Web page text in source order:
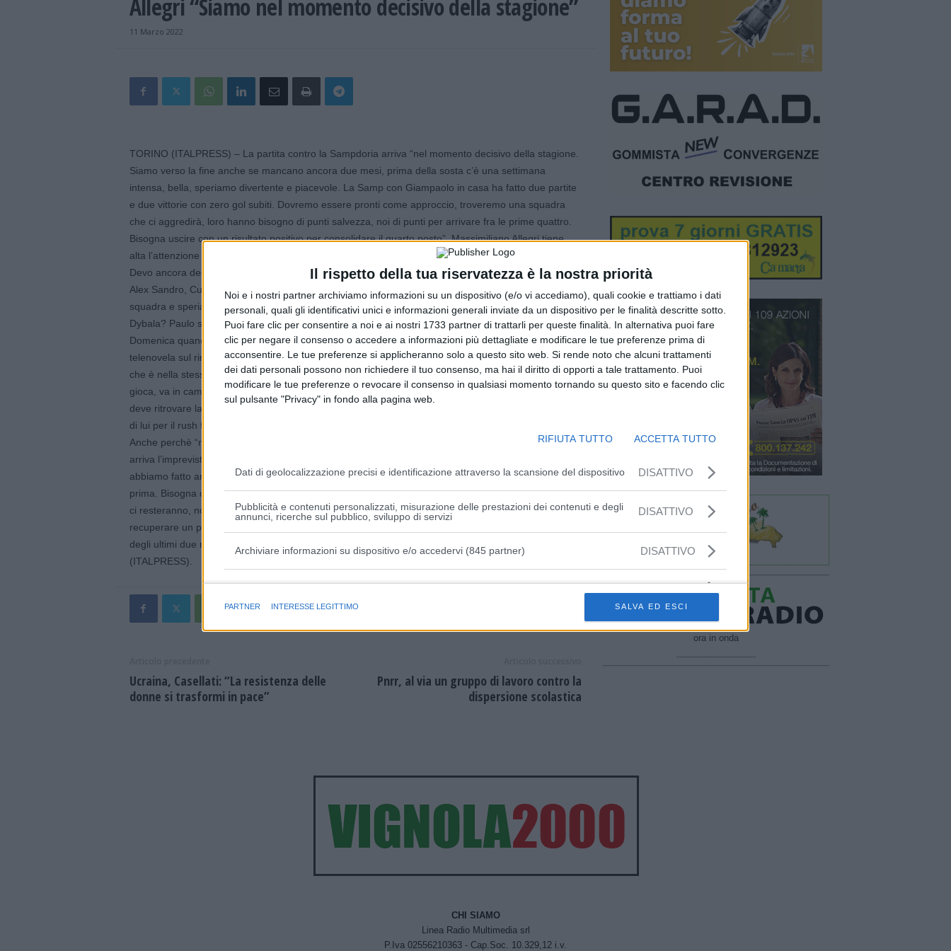
Il rispetto della tua riservatezza è la nostra priorità
Noi e i nostri partner archiviamo informazioni su un dispositivo (e/o vi accediamo), quali cookie e trattiamo i dati
personali, quali gli identificativi unici e informazioni generali inviate da un dispositivo per le finalità descritte sotto.
Puoi fare clic per consentire a noi e ai nostri 1733 partner di trattarli per queste finalità. In alternativa puoi fare
clic per negare il consenso o accedere a informazioni più dettagliate e modificare le tue preferenze prima di
acconsentire. Le tue preferenze si applicheranno solo a questo sito web. Si rende noto che alcuni trattamenti
dei dati personali possono non richiedere il tuo consenso, ma hai il diritto di opporti a tale trattamento. Puoi
modificare le tue preferenze o revocare il consenso in qualsiasi momento tornando su questo sito e facendo clic
sul pulsante "Privacy" in fondo alla pagina web.
RIFIUTA TUTTO ACCETTA TUTTO
Dati di geolocalizzazione precisi e identificazione attraverso la scansione del dispositivo DISATTIVO
Pubblicità e contenuti personalizzati, misurazione delle prestazioni dei contenuti e degli
annunci, ricerche sul pubblico, sviluppo di servizi
DISATTIVO
Archiviare informazioni su dispositivo e/o accedervi (845 partner) DISATTIVO
Finalità e caratteristiche speciali
PARTNER INTERESSE LEGITTIMO SALVA ED ESCI
Allegri “Siamo nel momento decisivo della stagione”
11 Marzo 2022
TORINO (ITALPRESS) – La partita contro la Sampdoria arriva “nel momento decisivo della stagione.
Siamo verso la fine anche se mancano ancora due mesi, prima della sosta c’è una settimana
intensa, bella, speriamo divertente e piacevole. La Samp con Giampaolo in casa ha fatto due partite
e due vittorie con zero gol subiti. Dovremo essere pronti come approccio, troveremo una squadra
che ci aggredirà, loro hanno bisogno di punti salvezza, noi di punti per arrivare fra le prime quattro.
Bisogna uscire con un risultato positivo per consolidare il quarto posto”. Massimiliano Allegri tiene
alta l’attenzione in casa Juve, alla vigilia della trasferta di Marassi. “Tridente Kean-Vlahovic-Morata?
Devo ancora decidere, qualcuno ha bisogno di riposare. Fortunatamente sono rientrati De Sciglio e
Alex Sandro, Cuadrado è a posto. Domenica, se tutto va bene, Chiellini dovrebbe essere con la
squadra e speriamo di averlo mercoledì. La Champions è come il miele, quando arriva, arrivano tutti.
Dybala? Paulo sta meglio, potrebbe venire a disposizione per la Champions, come Bonucci.
Domenica quando ci ritroveremo faremo le valutazioni a 360 gradi”. A proposito dell’argentino e della
telenovela sul rinnovo, Allegri mette in chiaro: “Paulo è un uomo ormai di 29 anni, un professionista,
che è nella stessa situazione di altri in cui deve discutere del rinnovo di contratto. Un professionista
gioca, va in campo e fa quello che deve fare, è un’offesa nei suoi confronti dire ‘ha bisognò. Paulo
deve ritrovare la condizione e si sta impegnando molto per riuscirci. Io e la squadra abbiamo bisogno
di lui per il rush finale di stagione”.
Anche perchè “nel calcio si gioca su un filo: lo abbiamo visto in Real-Psg, quando tutto sembra liscio,
arriva l’imprevisto. Bisogna essere bravi a gestire l’imprevisto, altrimenti scivoli e ti fai male. Non
abbiamo fatto ancora niente. I conti si fanno, speriamo, il 28 maggio o altrimenti una settimana
prima. Bisogna chiacchierare poco e fare tanto, più zitti si sta meglio è. Quelli davanti sono davanti e
ci resteranno, noi dobbiamo solo pensare a noi stessi e a raggiungere il quarto posto. Dobbiamo
recuperare un pò di energie, dopo la sosta credo che avremo tutti a disposizione per il rush finale
degli ultimi due mesi”.
(ITALPRESS).
Ucraina, Casellati: “La resistenza delle
donne si trasformi in pace”
Pnrr, al via un gruppo di lavoro contro la
dispersione scolastica
ora in onda
CHI SIAMO
Linea Radio Multimedia srl
P.Iva 02556210363 - Cap.Soc. 10.329,12 i.v.